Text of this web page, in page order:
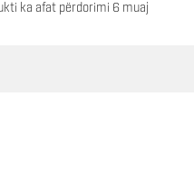
ka afat përdorimi 6 muaj